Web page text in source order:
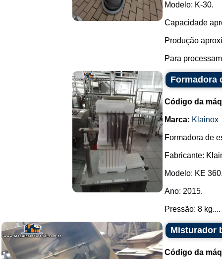
Modelo: K-30.
Capacidade
Produção
Para
Formadora
Código da
Marca: Klainox
Formadora de
Fabricante:
Modelo: KE
Ano: 2015.
Pressão: 8 kg....
Misturador
Código da